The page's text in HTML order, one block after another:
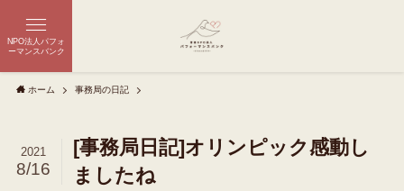
NPO法人パフォ
ーマンスバンク
ホーム 事務局の日記
[事務局日記]オリンピック感動し
ましたね
2021
8/16